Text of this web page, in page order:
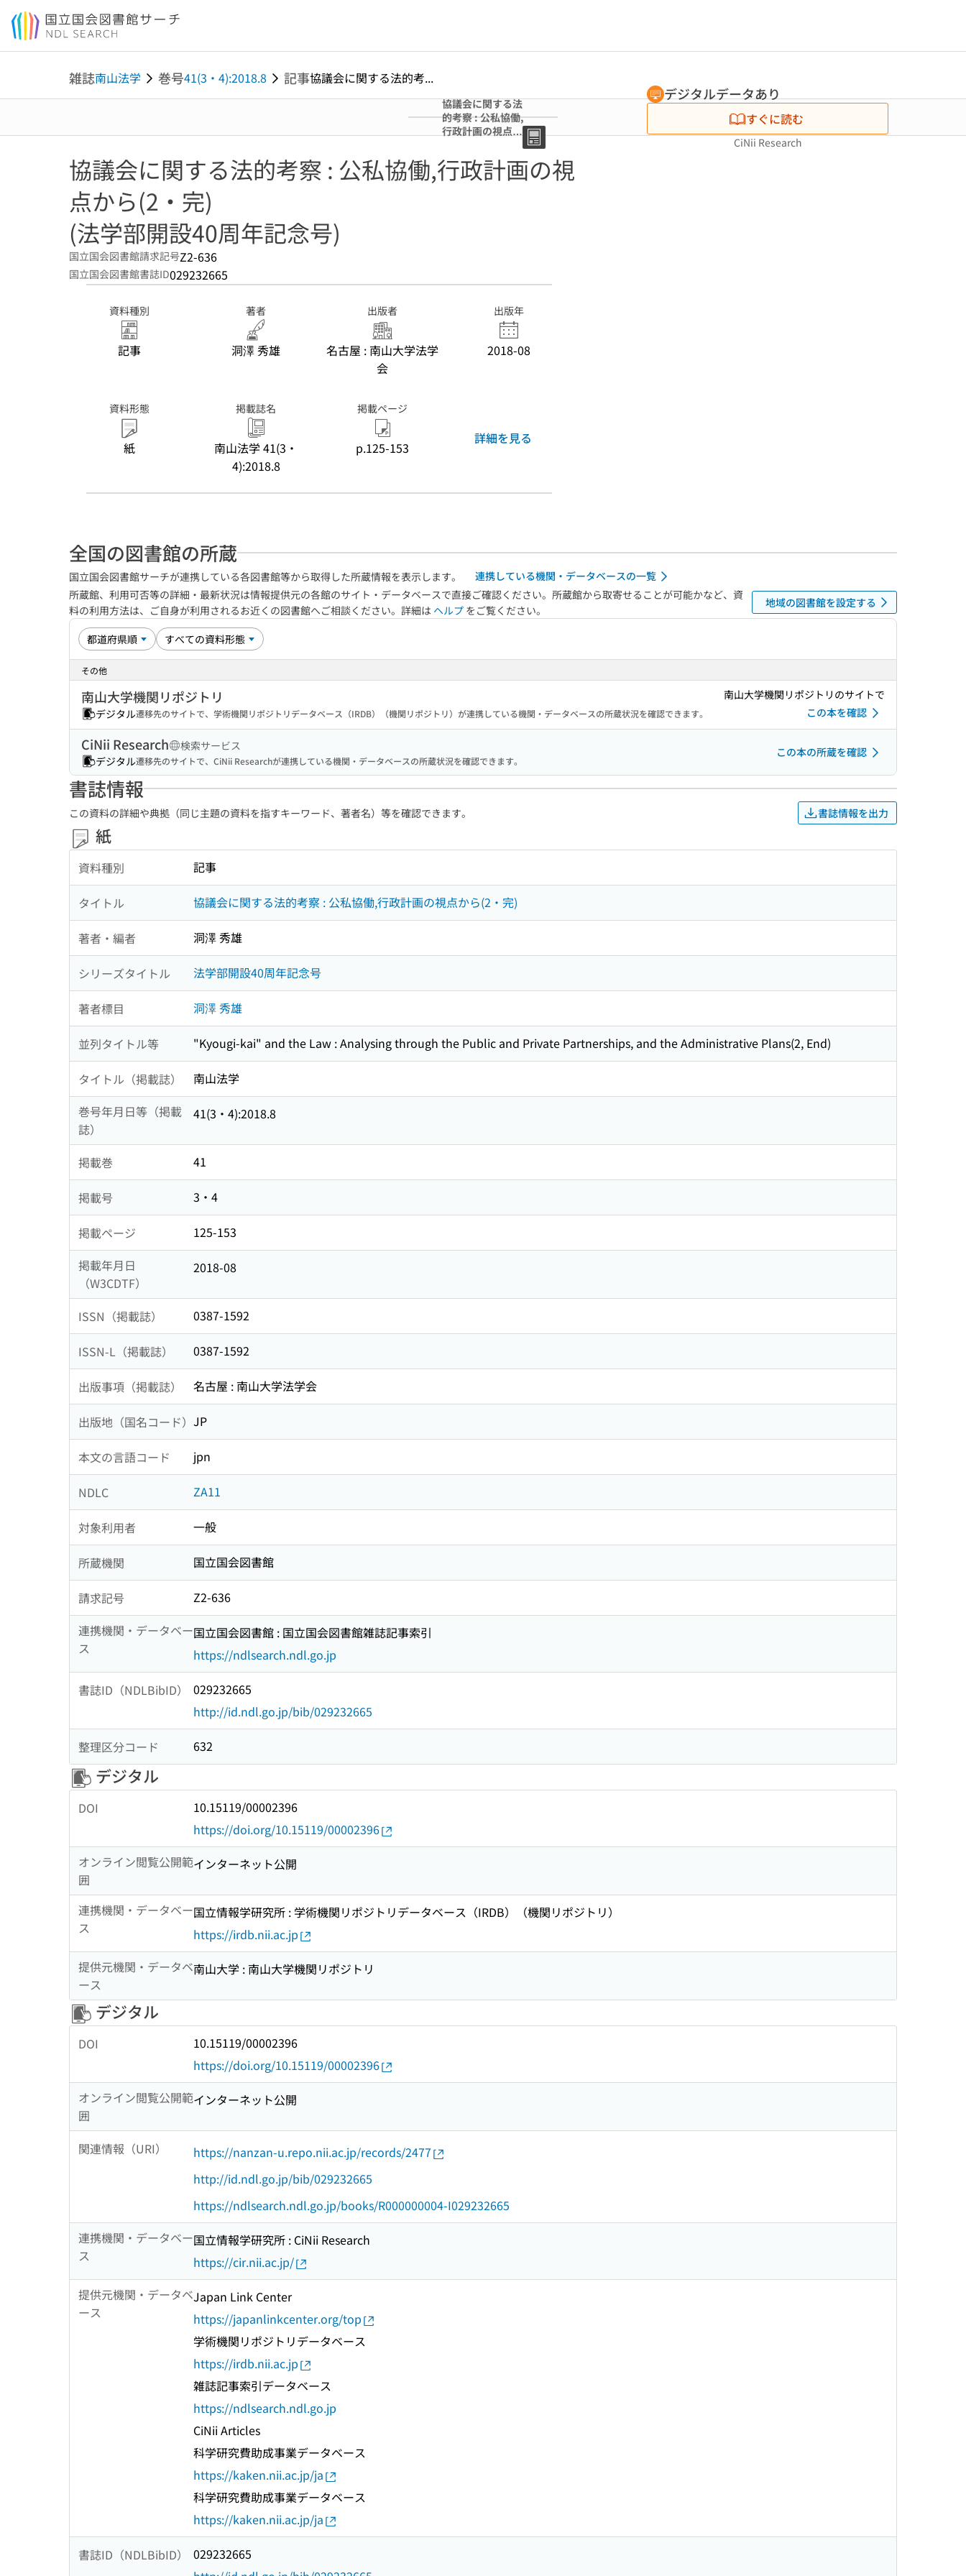
本文へ移動
雑誌南山法学 巻号41(3・4):2018.8 記事協議会に関する法的考...
協議会に関する法
的考察 : 公私協働,
行政計画の視点か
開設40周年記念
号)
デジタルデータあり
すぐに読む
CiNii Research
協議会に関する法的考察 : 公私協働,行政計画の視
点から(2・完)
(法学部開設40周年記念号)
国立国会図書館請求記号Z2-636
国立国会図書館書誌ID029232665
資料種別
記事
著者
洞澤 秀雄
出版者
名古屋 : 南山大学法学
会
出版年
2018-08
資料形態
紙
掲載誌名
南山法学 41(3・
4):2018.8
掲載ページ
p.125-153
詳細を見る
全国の図書館の所蔵
国立国会図書館サーチが連携している各図書館等から取得した所蔵情報を表示します。
連携している機関・データベースの一覧
所蔵館、利用可否等の詳細・最新状況は情報提供元の各館のサイト・データベースで直接ご確認ください。所蔵館から取寄せることが可能かなど、資
料の利用方法は、ご自身が利用されるお近くの図書館へご相談ください。詳細は ヘルプ をご覧ください。
地域の図書館を設定する
その他
南山大学機関リポジトリ
デジタル遷移先のサイトで、学術機関リポジトリデータベース（IRDB）（機関リポジトリ）が連携している機関・データベースの所蔵状況を確認できます。
南山大学機関リポジトリのサイトで
この本を確認
CiNii Research
検索サービス
デジタル遷移先のサイトで、CiNii Researchが連携している機関・データベースの所蔵状況を確認できます。
この本の所蔵を確認
書誌情報
この資料の詳細や典拠（同じ主題の資料を指すキーワード、著者名）等を確認できます。 書誌情報を出力
紙
資料種別 記事
タイトル 協議会に関する法的考察 : 公私協働,行政計画の視点から(2・完)
著者・編者 洞澤 秀雄
シリーズタイトル 法学部開設40周年記念号
著者標目 洞澤 秀雄
並列タイトル等 "Kyougi-kai" and the Law : Analysing through the Public and Private Partnerships, and the Administrative Plans(2, End)
タイトル（掲載誌）
南山法学
巻号年月日等（掲載
誌）
41(3・4):2018.8
掲載巻 41
掲載号 3・4
掲載ページ
125-153
掲載年月日
（W3CDTF）
2018-08
ISSN（掲載誌） 0387-1592
ISSN-L（掲載誌） 0387-1592
出版事項（掲載誌） 名古屋 : 南山大学法学会
出版地（国名コード） JP
本文の言語コード jpn
NDLC ZA11
対象利用者 一般
所蔵機関 国立国会図書館
請求記号
Z2-636
連携機関・データベー
ス
国立国会図書館 : 国立国会図書館雑誌記事索引
https://ndlsearch.ndl.go.jp
書誌ID（NDLBibID）
029232665
http://id.ndl.go.jp/bib/029232665
整理区分コード 632
デジタル
DOI
10.15119/00002396
https://doi.org/10.15119/00002396
オンライン閲覧公開範
囲
インターネット公開
連携機関・データベー
ス
国立情報学研究所 : 学術機関リポジトリデータベース（IRDB）（機関リポジトリ）
https://irdb.nii.ac.jp
提供元機関・データベ
ース
南山大学 : 南山大学機関リポジトリ
デジタル
DOI
10.15119/00002396
https://doi.org/10.15119/00002396
オンライン閲覧公開範
囲
インターネット公開
関連情報（URI）
https://nanzan-u.repo.nii.ac.jp/records/2477
http://id.ndl.go.jp/bib/029232665
https://ndlsearch.ndl.go.jp/books/R000000004-I029232665
連携機関・データベー
ス
国立情報学研究所 : CiNii Research
https://cir.nii.ac.jp/
提供元機関・データベ
ース
Japan Link Center
https://japanlinkcenter.org/top
学術機関リポジトリデータベース
https://irdb.nii.ac.jp
雑誌記事索引データベース
https://ndlsearch.ndl.go.jp
CiNii Articles
科学研究費助成事業データベース
https://kaken.nii.ac.jp/ja
科学研究費助成事業データベース
https://kaken.nii.ac.jp/ja
書誌ID（NDLBibID）
029232665